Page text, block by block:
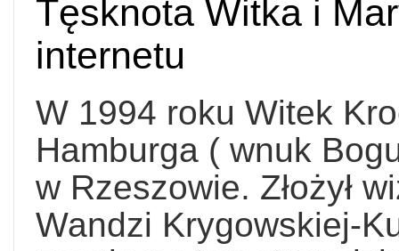
Tęsknota Witka i
internetu
W 1994 roku Witek
Hamburga ( wnuk
w Rzeszowie. Złożył
Wandzi Krygowskiej-